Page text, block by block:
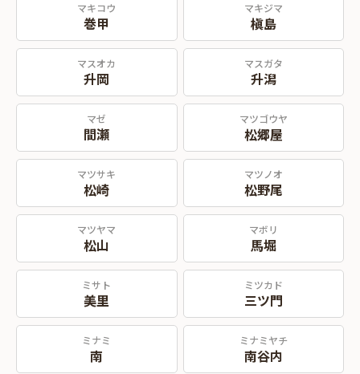
マキコウ
巻甲
マキジマ
槇島
マスオカ
升岡
マスガタ
升潟
マゼ
間瀬
マツゴウヤ
松郷屋
マツサキ
松崎
マツノオ
松野尾
マツヤマ
松山
マボリ
馬堀
ミサト
美里
ミツカド
三ツ門
ミナミ
南
ミナミヤチ
南谷内